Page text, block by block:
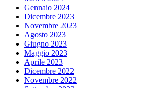
Gennaio 2024
Dicembre 2023
Novembre 2023
Agosto 2023
Giugno 2023
Maggio 2023
Aprile 2023
Dicembre 2022
Novembre 2022